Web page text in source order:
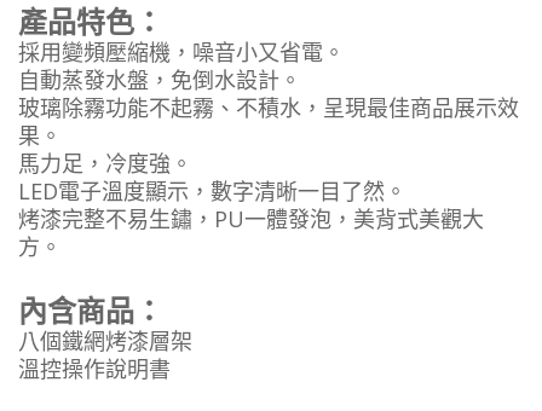
產品特色：
採用變頻壓縮機，噪音小又省電。
自動蒸發水盤，免倒水設計。
玻璃除霧功能不起霧、不積水，呈現最佳商品展示效
果。
馬力足，冷度強。
LED電子溫度顯示，數字清晰一目了然。
烤漆完整不易生鏽，PU一體發泡，美背式美觀大
方。
內含商品：
八個鐵網烤漆層架
溫控操作說明書